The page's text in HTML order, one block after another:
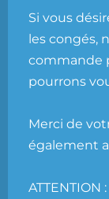
Si vous
les congés,
commande
pourrons
Merci de
également
ATTENTION